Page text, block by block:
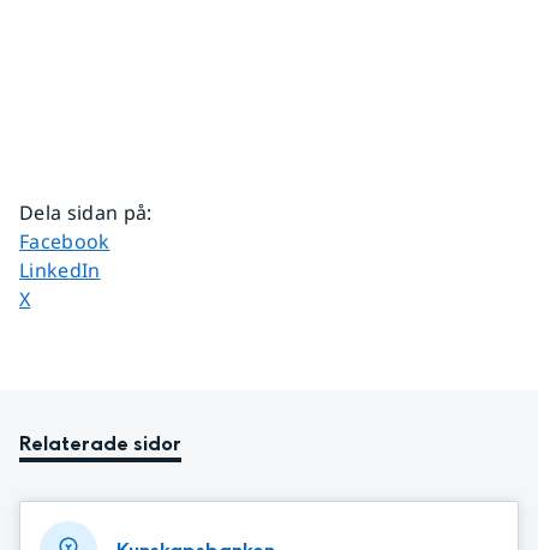
Dela sidan på:
Dela sidan på
Facebook
Dela sidan på
LinkedIn
Dela sidan på
X
Relaterade sidor